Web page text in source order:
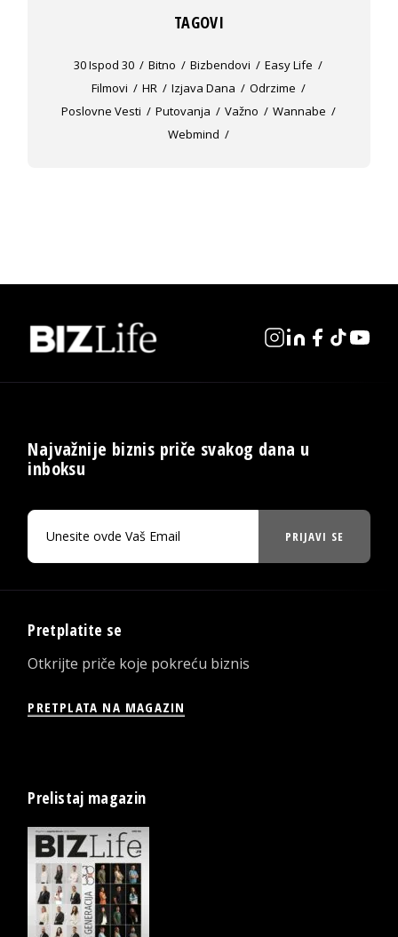
TAGOVI
30 Ispod 30 Bitno Bizbendovi
Easy Life
Filmovi
HR Izjava Dana
Odrzime
Poslovne Vesti
Putovanja Važno
Wannabe
Webmind
Najvažnije biznis priče svakog dana u
inboksu
PRIJAVI SE
Pretplatite se
Otkrijte priče koje pokreću biznis
PRETPLATA NA MAGAZIN
Prelistaj magazin